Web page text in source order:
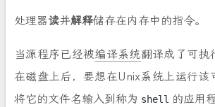
处理器读并解释储存在内存中的指令。
当源程序已经被编译系统翻译成了可执
在磁盘上后，要想在Unix系统上运行该
将它的文件名输入到称为 shell 的应用